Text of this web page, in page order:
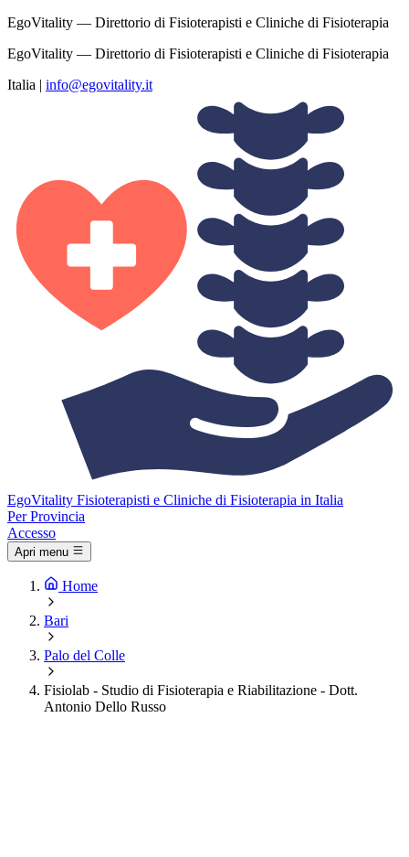
EgoVitality — Direttorio di Fisioterapisti e Cliniche di Fisioterapia
EgoVitality — Direttorio di Fisioterapisti e Cliniche di Fisioterapia
Italia | info@egovitality.it
EgoVitality Fisioterapisti e Cliniche di Fisioterapia in Italia
Per Provincia
Accesso
Apri menu
Home
Bari
Palo del Colle
Fisiolab - Studio di Fisioterapia e Riabilitazione - Dott.
Antonio Dello Russo